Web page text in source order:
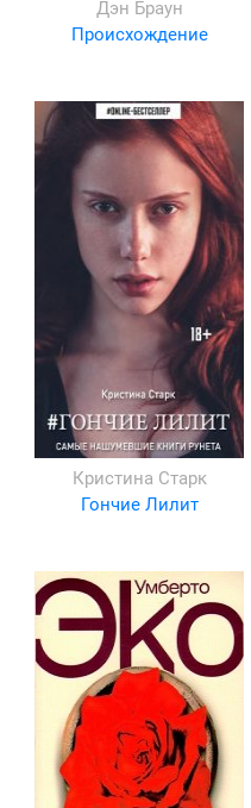
Дэн Браун
Происхождение
Кристина Старк
Гончие Лилит